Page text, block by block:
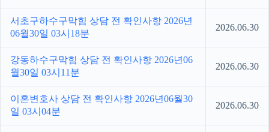
서초구하수구막힘 상담 전 확인사항 2026년
06월30일 03시18분
2026.06.30
강동하수구막힘 상담 전 확인사항 2026년06
월30일 03시11분
2026.06.30
이혼변호사 상담 전 확인사항 2026년06월30
일 03시04분
2026.06.30